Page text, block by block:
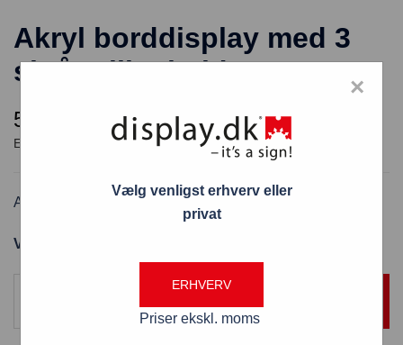
Akryl borddisplay med 3
skråtstillet hylder
582,00
Akryl borddisplay med 3 skråtstillet hylder
Varenummer: AK3H/31x30x34 cm
Vælg venligst erhverv eller
privat
ERHVERV
Priser ekskl. moms
×